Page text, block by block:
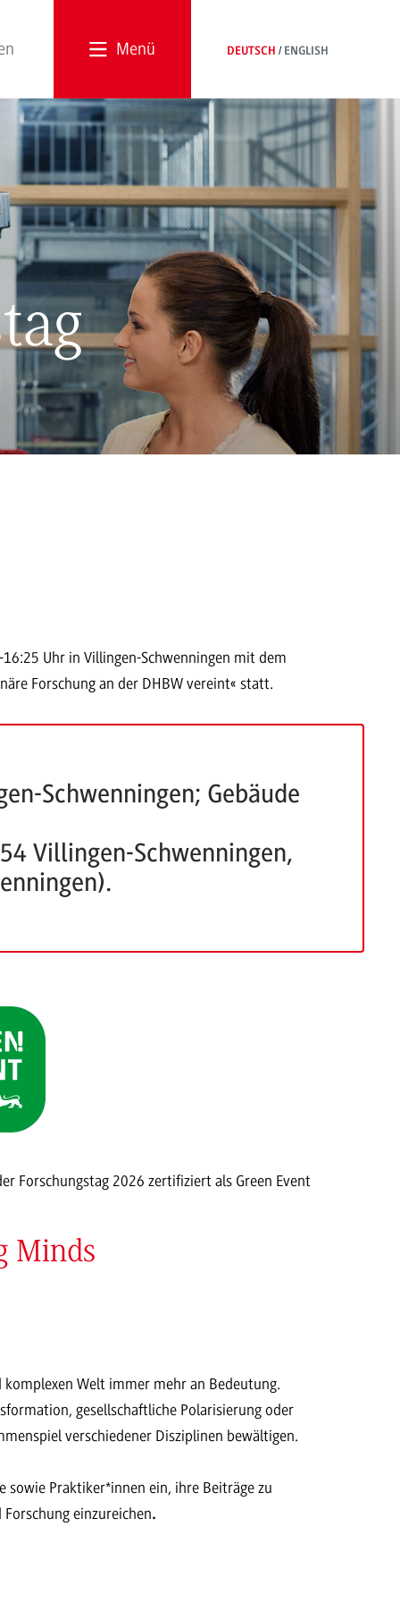
Menü DEUTSCH ENGLISH
Uhr in Villingen-Schwenningen mit dem
Forschung an der DHBW vereint« statt.
Schwenningen; Gebäude
Villingen-Schwenningen,
Forschungstag 2026 zertifiziert als Green Event
Minds
Welt immer mehr an Bedeutung.
gesellschaftliche Polarisierung oder
verschiedener Disziplinen bewältigen.
sowie Praktiker*innen ein, ihre Beiträge zu
einzureichen.